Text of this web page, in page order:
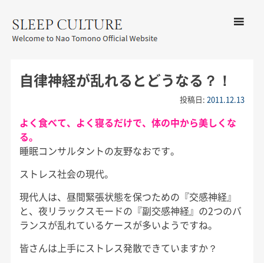
CULTURE
ー
ツへ移動
自律神経が乱れるとどうなる？！
投稿日:2011.12.13
よく食べて、よく寝るだけで、体の中から美しくな
る。
睡眠コンサルタントの友野なおです。
ストレス社会の現代。
現代人は、昼間緊張状態を保つための『交感神経』
と、夜リラックスモードの『副交感神経』の2つのバ
ランスが乱れているケースが多いようですね。
皆さんは上手にストレス発散できていますか？